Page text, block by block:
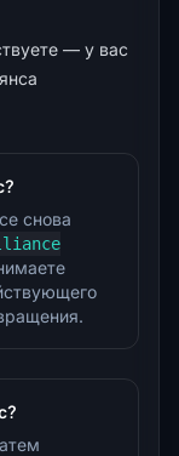
— у вас
снова